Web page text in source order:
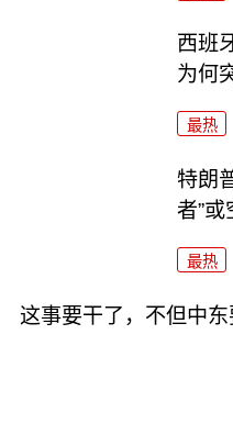
西班
为何
最热
特朗
者”
最热
这事要干了，不但中东